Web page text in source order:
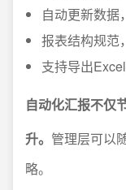
自动更新数据
报表结构规范
支持导出
自动化汇报不仅
升。 管理层可以
略。